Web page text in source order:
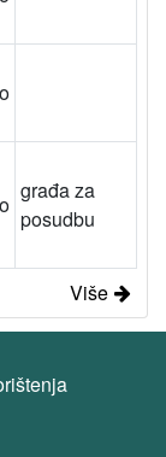
građa za
posudbu
Više